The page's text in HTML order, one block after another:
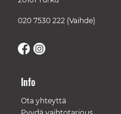
020 7530 222 (Vaihde)
Info
Ota yhteyttä